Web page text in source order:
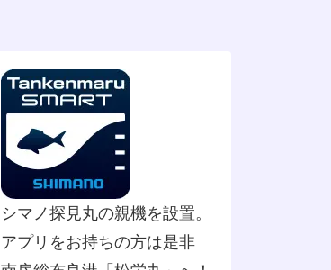
シマノ探見丸の親機を設置。
アプリをお持ちの方は是非